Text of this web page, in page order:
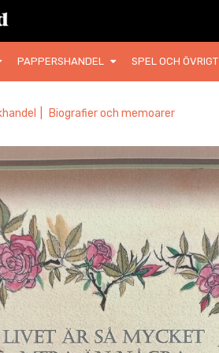
PAPPERSHANDEL SPEL OCH ÖVRIGT
Biografier och memoarer